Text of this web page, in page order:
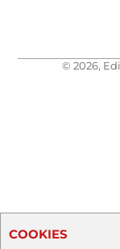
© 2026,
COOKIES